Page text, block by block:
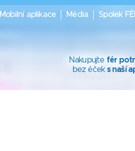
Mobilní aplikace Média Spolek
Nakupujte fér
bez éček s naší